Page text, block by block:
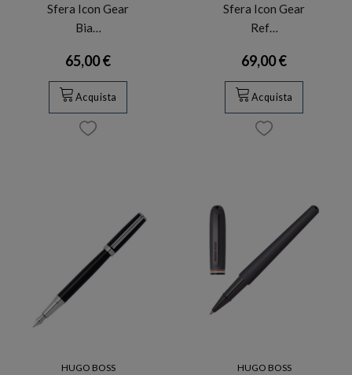
Sfera Icon Gear
Bia…
65,00 €
Acquista
Sfera Icon Gear
Ref…
69,00 €
Acquista
HUGO BOSS HUGO BOSS